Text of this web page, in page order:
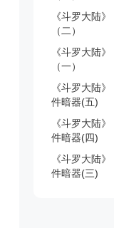
《斗罗大陆
（二）
《斗罗大陆
（一）
《斗罗大陆
件暗器(五)
《斗罗大陆
件暗器(四)
《斗罗大陆
件暗器(三)